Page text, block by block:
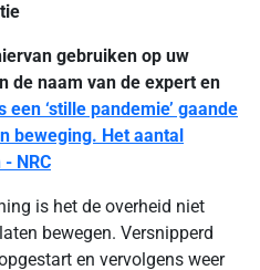
gebruiken op uw
de naam van de expert en
een ‘stille pandemie’ gaande
beweging. Het aantal
NRC
is het de overheid niet
bewegen. Versnipperd
en vervolgens weer